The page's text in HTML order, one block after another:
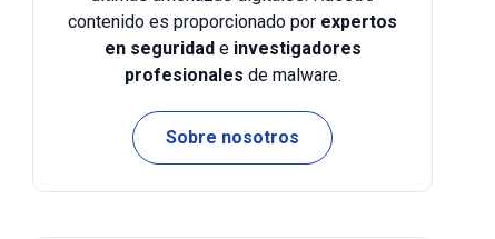
contenido es proporcionado por expertos
en seguridade investigadores
profesionales de malware.
Sobre nosotros